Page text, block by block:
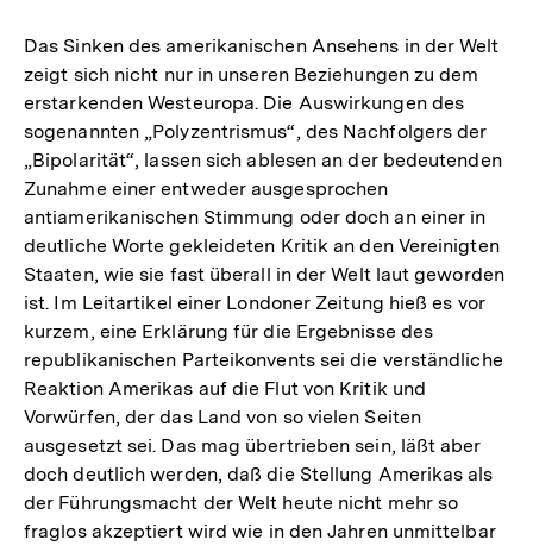
Das Sinken des amerikanischen Ansehens in der Welt
zeigt sich nicht nur in unseren Beziehungen zu dem
erstarkenden Westeuropa. Die Auswirkungen des
sogenannten „Polyzentrismus“, des Nachfolgers der
„Bipolarität“, lassen sich ablesen an der bedeutenden
Zunahme einer entweder ausgesprochen
antiamerikanischen Stimmung oder doch an einer in
deutliche Worte gekleideten Kritik an den Vereinigten
Staaten, wie sie fast überall in der Welt laut geworden
ist. Im Leitartikel einer Londoner Zeitung hieß es vor
kurzem, eine Erklärung für die Ergebnisse des
republikanischen Parteikonvents sei die verständliche
Reaktion Amerikas auf die Flut von Kritik und
Vorwürfen, der das Land von so vielen Seiten
ausgesetzt sei. Das mag übertrieben sein, läßt aber
doch deutlich werden, daß die Stellung Amerikas als
der Führungsmacht der Welt heute nicht mehr so
fraglos akzeptiert wird wie in den Jahren unmittelbar